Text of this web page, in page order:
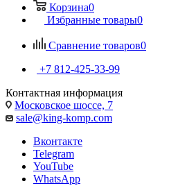
Корзина0
Избранные товары0
Сравнение товаров0
+7 812-425-33-99
Контактная информация
Московское шоссе, 7
sale@king-komp.com
Вконтакте
Telegram
YouTube
WhatsApp